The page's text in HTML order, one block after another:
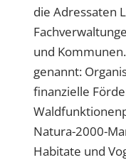
die Adressaten
und
genannt:
finanzielle
Natura-2000-
Habitate und
YouTube
Vimeo